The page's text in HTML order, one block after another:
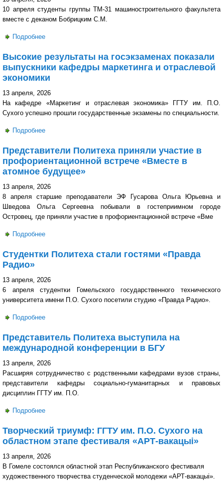
10 апреля студенты группы ТМ-31 машиностроительного факультета
вместе с деканом Бобрицким С.М.
Подробнее
Высокие результаты на госэкзаменах показали
выпускники кафедры маркетинга и отраслевой
экономики
13 апреля, 2026
На кафедре «Маркетинг и отраслевая экономика» ГГТУ им. П.О.
Сухого успешно прошли государственные экзамены по специальности.
Подробнее
Представители Политеха приняли участие в
профориентационной встрече «Вместе в
атомное будущее»
13 апреля, 2026
8 апреля старшие преподаватели ЭФ Гусарова Ольга Юрьевна и
Шведова Ольга Сергеевна побывали в гостеприимном городе
Островец, где приняли участие в профориентационной встрече «Вме
Подробнее
будущее»
Студентки Политеха стали гостями «Правда
Радио»
13 апреля, 2026
6 апреля студентки Гомельского государственного технического
университета имени П.О. Сухого посетили студию «Правда Радио».
Подробнее
Представитель Политеха выступила на
международной конференции в БГУ
13 апреля, 2026
Расширяя сотрудничество с родственными кафедрами вузов страны,
представители кафедры социально-гуманитарных и правовых
дисциплин ГГТУ им. П.О.
Подробнее
Творческий триумф: ГГТУ им. П.О. Сухого на
областном этапе фестиваля «АРТ-вакацыi»
13 апреля, 2026
В Гомеле состоялся областной этап Республиканского фестиваля
художественного творчества студенческой молодежи «АРТ-вакацыi».